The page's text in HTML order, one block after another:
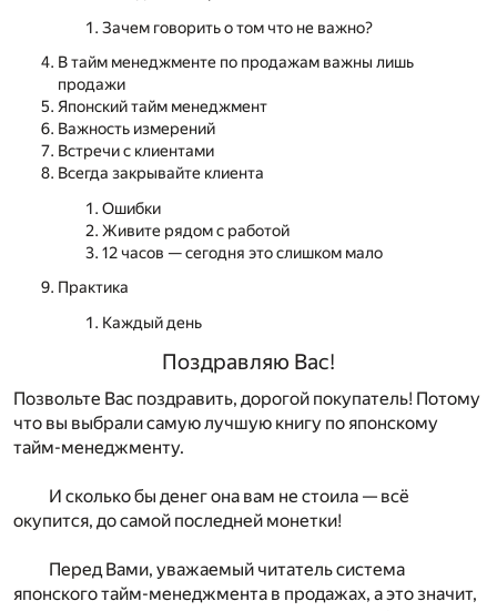
Зачем говорить о том что не важно?
В тайм менеджменте по продажам важны лишь
продажи
Японский тайм менеджмент
Важность измерений
Встречи с клиентами
Всегда закрывайте клиента
Ошибки
Живите рядом с работой
12 часов — сегодня это слишком мало
Практика
Каждый день
Поздравляю Вас!
Позвольте Вас поздравить, дорогой покупатель! Потому
что вы выбрали самую лучшую книгу по японскому
тайм-менеджменту.
И сколько бы денег она вам не стоила — всё
окупится, до самой последней монетки!
Перед Вами, уважаемый читатель система
японского тайм-менеджмента в продажах, а это значит,